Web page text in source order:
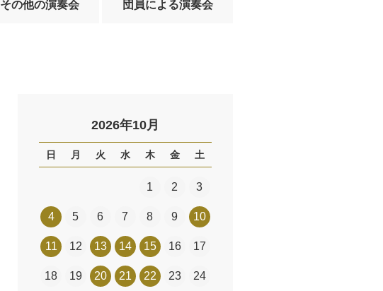
その他の演奏会 団員による演奏会
2026年10月
日 月 火 水 木 金 土
1 2 3
4 5 6 7 8 9 10
11 12 13 14 15 16 17
18 19 20 21 22 23 24